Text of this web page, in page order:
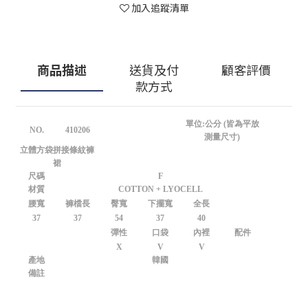
加入追蹤清單
商品描述
送貨及付
款方式
顧客評價
NO. 410206
單位:公分 (皆為平放
測量尺寸)
立體方袋拼接條紋褲
裙
尺碼
F
材質
COTTON + LYOCELL
腰寬
褲檔長 臀寬 下擺寬
全長
37
37 54 37
40
彈性
口袋 內裡
配件
X
V
V
產地
韓國
備註